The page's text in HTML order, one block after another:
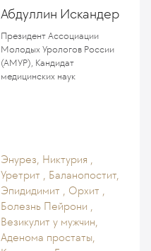
Абдуллин Искандер
Президент Ассоциации
Молодых Урологов России
(АМУР), Кандидат
медицинских наук
Энурез, Никтурия ,
Уретрит , Баланопостит,
Эпидидимит , Орхит ,
Болезнь Пейрони ,
Везикулит у мужчин,
Аденома простаты,